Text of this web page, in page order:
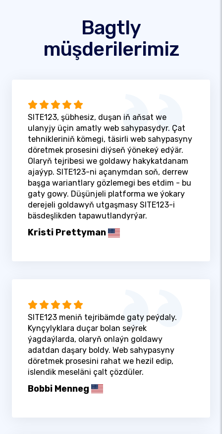
Bagtly
müşderilerimiz
SITE123, şübhesiz, duşan iň aňsat we
ulanyjy üçin amatly web sahypasydyr. Çat
tehnikleriniň kömegi, täsirli web sahypasyny
döretmek prosesini diýseň ýönekeý edýär.
Olaryň tejribesi we goldawy hakykatdanam
ajaýyp. SITE123-ni açanymdan soň, derrew
başga wariantlary gözlemegi bes etdim - bu
gaty gowy. Düşünjeli platforma we ýokary
derejeli goldawyň utgaşmasy SITE123-i
bäsdeşlikden tapawutlandyrýar.
Kristi Prettyman
SITE123 meniň tejribämde gaty peýdaly.
Kynçylyklara duçar bolan seýrek
ýagdaýlarda, olaryň onlaýn goldawy
adatdan daşary boldy. Web sahypasyny
döretmek prosesini rahat we hezil edip,
islendik meseläni çalt çözdüler.
Bobbi Menneg